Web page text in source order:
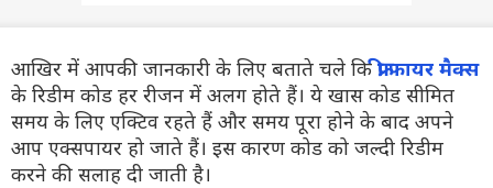
आखिर में आपकी जानकारी के लिए बताते चले किफ्री फायर मैक्स
के रिडीम कोड हर रीजन में अलग होते हैं। ये खास कोड सीमित
समय के लिए एक्टिव रहते हैं और समय पूरा होने के बाद अपने
आप एक्सपायर हो जाते हैं। इस कारण कोड को जल्दी रिडीम
करने की सलाह दी जाती है।